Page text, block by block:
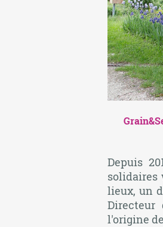
Depuis
lieux, un
Directeur
l'origine